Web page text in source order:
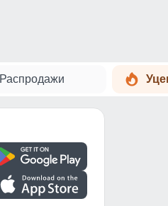
Распродажи